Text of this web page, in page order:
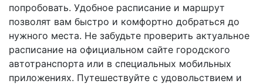
попробовать. Удобное расписание и маршрут
позволят вам быстро и комфортно добраться до
нужного места. Не забудьте проверить актуальное
расписание на официальном сайте городского
автотранспорта или в специальных мобильных
приложениях. Путешествуйте с удовольствием и